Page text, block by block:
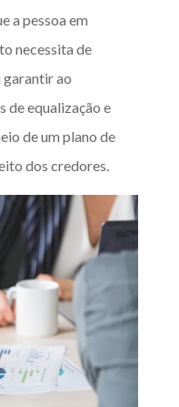
a pessoa em
necessita de
garantir ao
de equalização e
de um plano de
dos credores.